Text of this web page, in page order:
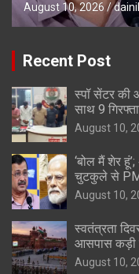
August 10, 2026
Recent Post
स्पॉ सेंटर की
साथ 9
August 10,
‘बोल मैं शेर
चुटकुले से PM
August 10,
स्वतंत्रता
आसपास कड़ी
August 10,